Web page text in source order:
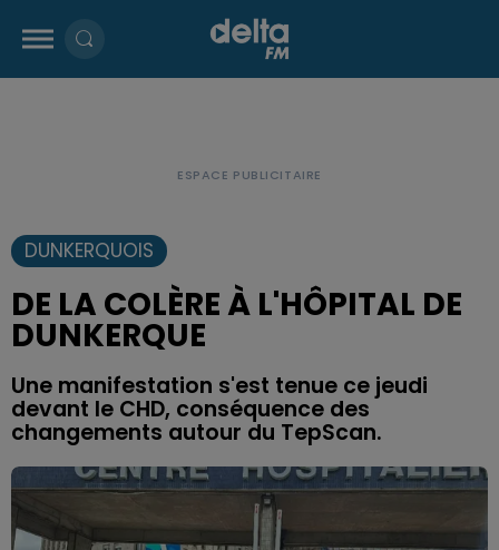
DUNKERQUOIS
DE LA COLÈRE À L'HÔPITAL DE
DUNKERQUE
Une manifestation s'est tenue ce jeudi
devant le CHD, conséquence des
changements autour du TepScan.